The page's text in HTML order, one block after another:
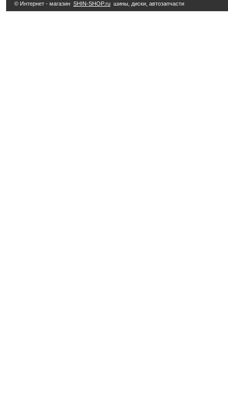
© Интернет - магазин SHIN-SHOP.ru шины, диски, автозапчасти